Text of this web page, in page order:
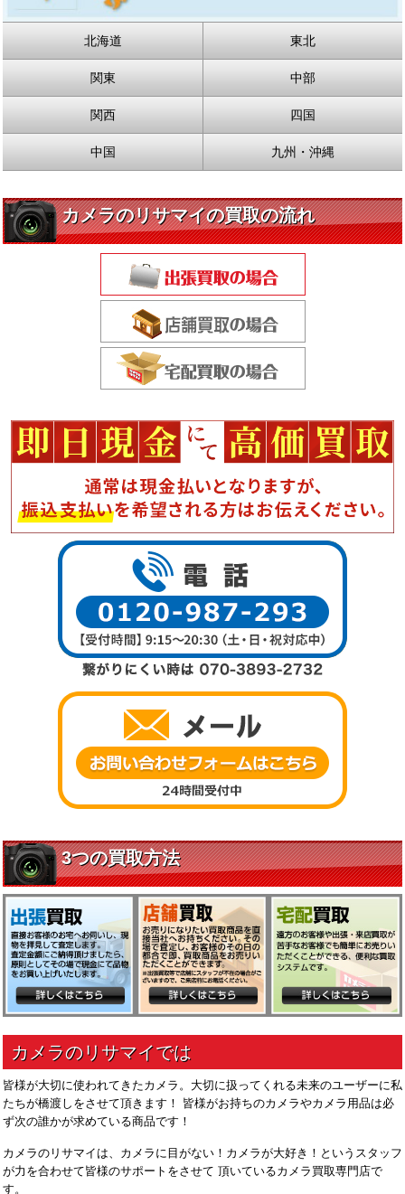
北海道 東北
関東 中部
関西 四国
中国 九州・沖縄
皆様が大切に使われてきたカメラ。大切に扱ってくれる未来のユーザーに私
たちが橋渡しをさせて頂きます！ 皆様がお持ちのカメラやカメラ用品は必
ず次の誰かが求めている商品です！
カメラのリサマイは、カメラに目がない！カメラが大好き！というスタッフ
が力を合わせて皆様のサポートをさせて 頂いているカメラ買取専門店で
す。